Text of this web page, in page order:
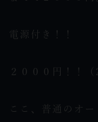
電源付き！！
２０００円！！
ここ、普通のオ